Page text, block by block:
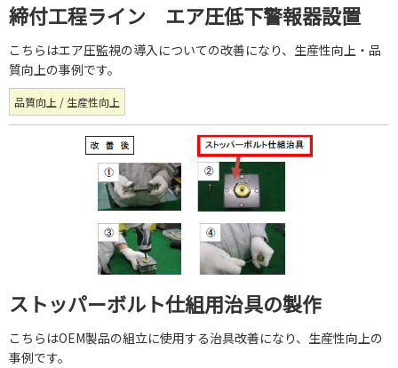
締付工程ライン エア圧低下警報器設置
こちらはエア圧監視の導入についての改善になり、生産性向上・品
質向上の事例です。
品質向上 / 生産性向上
ストッパーボルト仕組用治具の製作
こちらはOEM製品の組立に使用する治具改善になり、生産性向上の
事例です。